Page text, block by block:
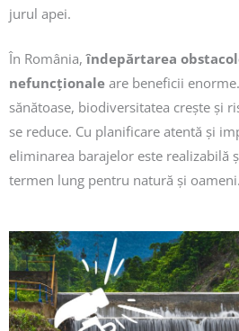
jurul apei.
În România, îndepărtarea
nefuncționale are beneficii
sănătoase, biodiversitatea crește și
se reduce. Cu planificare atentă și
eliminarea barajelor este realizabilă
termen lung pentru natură și oameni.